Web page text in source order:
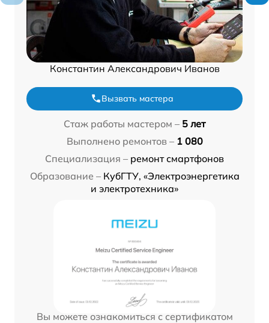
Константин Александрович Иванов
Вызвать мастера
Стаж работы мастером – 5 лет
Выполнено ремонтов – 1 080
Специализация – ремонт смартфонов
Образование – КубГТУ, «Электроэнергетика
и электротехника»
Вы можете ознакомиться с сертификатом